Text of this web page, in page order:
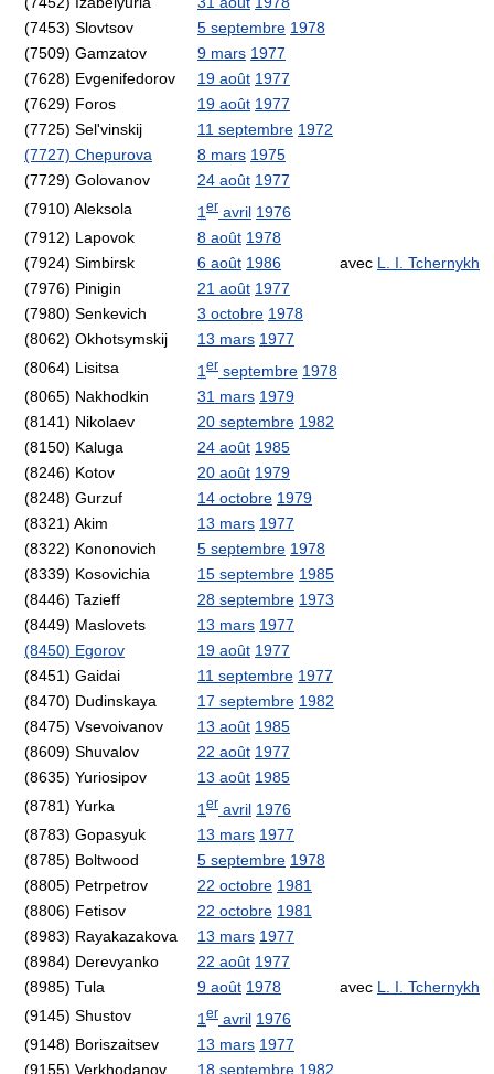
(7453) Slovtsov
5 septembre 1978
(7509) Gamzatov
9 mars 1977
(7628) Evgenifedorov
19 août 1977
(7629) Foros
19 août 1977
(7725) Sel'vinskij
11 septembre 1972
(7727) Chepurova
8 mars 1975
(7729) Golovanov
24 août 1977
(7910) Aleksola
1 er avril 1976
(7912) Lapovok
8 août 1978
(7924) Simbirsk
6 août 1986 avec L. I. Tchernykh
(7976) Pinigin
21 août 1977
(7980) Senkevich
3 octobre 1978
(8062) Okhotsymskij
13 mars 1977
(8064) Lisitsa
1 er septembre 1978
(8065) Nakhodkin
31 mars 1979
(8141) Nikolaev
20 septembre 1982
(8150) Kaluga
24 août 1985
(8246) Kotov
20 août 1979
(8248) Gurzuf
14 octobre 1979
(8321) Akim
13 mars 1977
(8322) Kononovich
5 septembre 1978
(8339) Kosovichia
15 septembre 1985
(8446) Tazieff
28 septembre 1973
(8449) Maslovets
13 mars 1977
(8450) Egorov
19 août 1977
(8451) Gaidai
11 septembre 1977
(8470) Dudinskaya
17 septembre 1982
(8475) Vsevoivanov
13 août 1985
(8609) Shuvalov
22 août 1977
(8635) Yuriosipov
13 août 1985
(8781) Yurka
1 er avril 1976
(8783) Gopasyuk
13 mars 1977
(8785) Boltwood
5 septembre 1978
(8805) Petrpetrov
22 octobre 1981
(8806) Fetisov
22 octobre 1981
(8983) Rayakazakova
13 mars 1977
(8984) Derevyanko
22 août 1977
(8985) Tula
9 août 1978 avec L. I. Tchernykh
(9145) Shustov
1 er avril 1976
(9148) Boriszaitsev
13 mars 1977
(9155) Verkhodanov
18 septembre 1982